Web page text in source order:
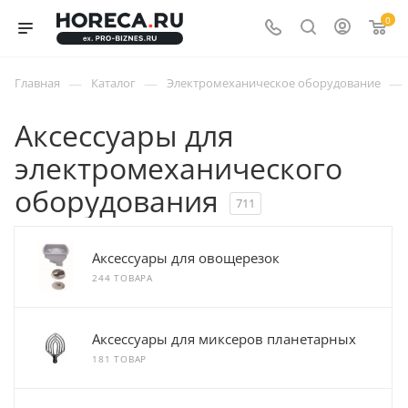
0
Главная — Каталог — Электромеханическое оборудование —
Аксессуары для
электромеханического
оборудования
711
Аксессуары для овощерезок
244 ТОВАРА
Аксессуары для миксеров планетарных
181 ТОВАР